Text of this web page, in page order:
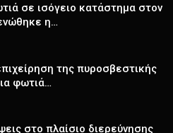
σε ισόγειο κατάστημα στον
η…
της πυροσβεστικής
φωτιά…
στο πλαίσιο διερεύνησης